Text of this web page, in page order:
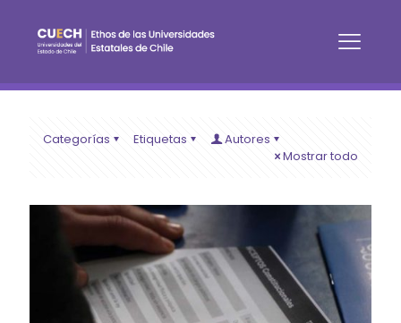
Categorías Etiquetas
Autores
Mostrar todo